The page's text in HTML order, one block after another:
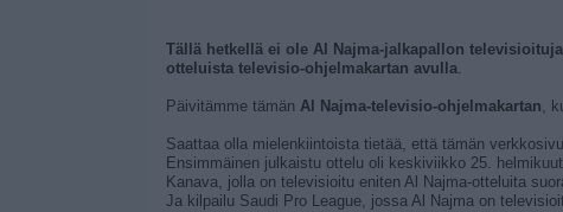
Tällä hetkellä ei ole Al Najma-jalkapallon
otteluista televisio-ohjelmakartan avulla.
Päivitämme tämän Al Najma-televisio-ohjelmakartan,
Saattaa olla mielenkiintoista tietää, että tämän
Ensimmäinen julkaistu ottelu oli keskiviikko 25.
Kanava, jolla on televisioitu eniten Al Najma-otteluita
Ja kilpailu Saudi Pro League, jossa Al Najma on